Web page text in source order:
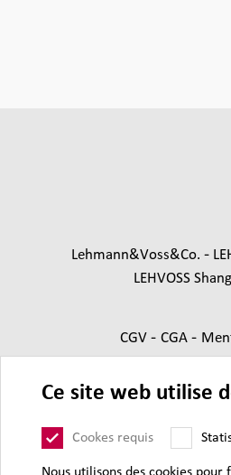
Lehmann&Voss&Co.
LEHVOSS
CGV - CGA -
Ce site web utilise
Cookes requis
Nous utilisons des cookies